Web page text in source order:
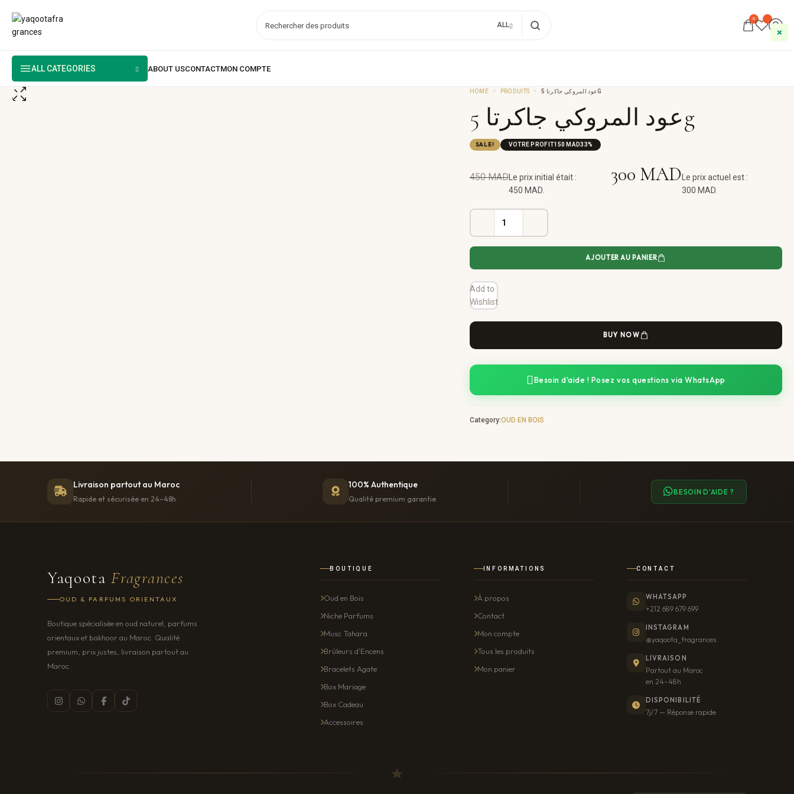
ALL
0
ALL CATEGORIES
HOME PRODUITS عود المروكي جاكرتا 5G
عود المروكي جاكرتا 5g
SALE! VOTRE PROFIT150 MAD33%
450MADLe prix initial était :
450 MAD.
300 MAD Le prix actuel est :
300 MAD.
AJOUTER AU PANIER
Add to
Wishlist
BUY NOW
Besoin d'aide ! Posez vos questions via WhatsApp
Category:OUD EN BOIS
Livraison partout au Maroc
Rapide et sécurisée en 24–48h
100% Authentique
Qualité premium garantie
BESOIN D'AIDE ?
YaqootaFragrances
OUD & PARFUMS ORIENTAUX
Boutique spécialisée en oud naturel, parfums
orientaux et bakhoor au Maroc. Qualité
premium, prix justes, livraison partout au
Maroc.
BOUTIQUE
Oud en Bois
Niche Parfums
Musc Tahara
Brûleurs d'Encens
Bracelets Agate
Box Mariage
Box Cadeau
Accessoires
INFORMATIONS
À propos
Contact
Mon compte
Tous les produits
Mon panier
CONTACT
WHATSAPP
+212 689 679 699
INSTAGRAM
@yaqoota_fragrances
LIVRAISON
Partout au Maroc
en 24–48h
DISPONIBILITÉ
7j/7 — Réponse rapide